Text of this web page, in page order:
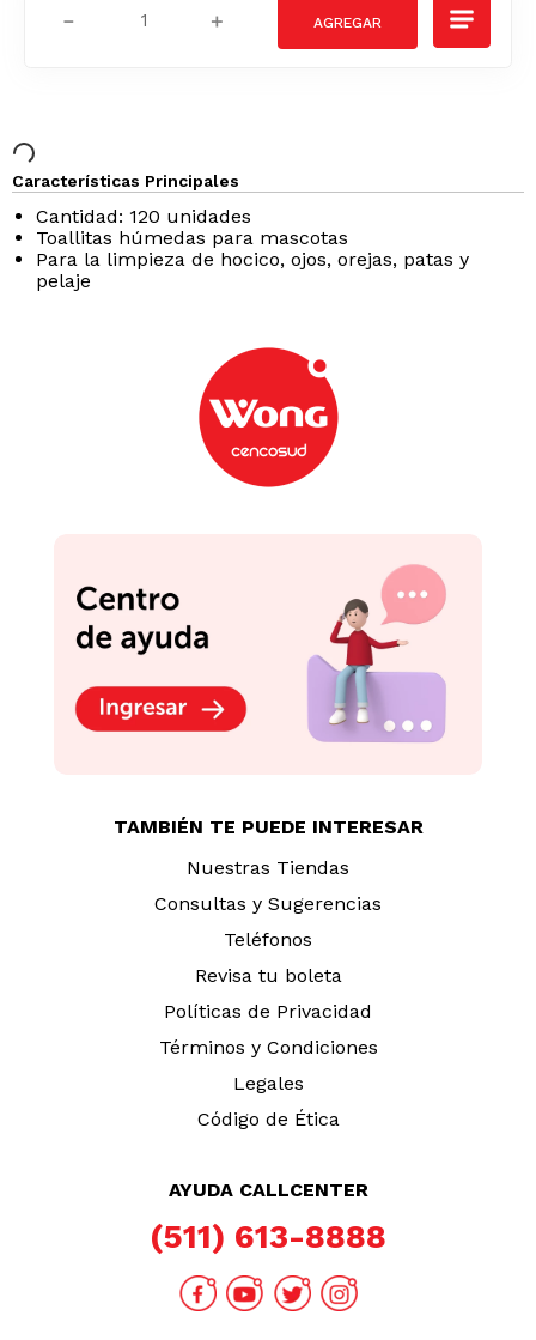
＋
－
Características Principales
Cantidad: 120 unidades
Toallitas húmedas para mascotas
Para la limpieza de hocico, ojos, orejas, patas y
pelaje
TAMBIÉN TE PUEDE INTERESAR
Nuestras Tiendas
Consultas y Sugerencias
Teléfonos
Revisa tu boleta
Políticas de Privacidad
Términos y Condiciones
Legales
Código de Ética
AYUDA CALLCENTER
(511) 613-8888